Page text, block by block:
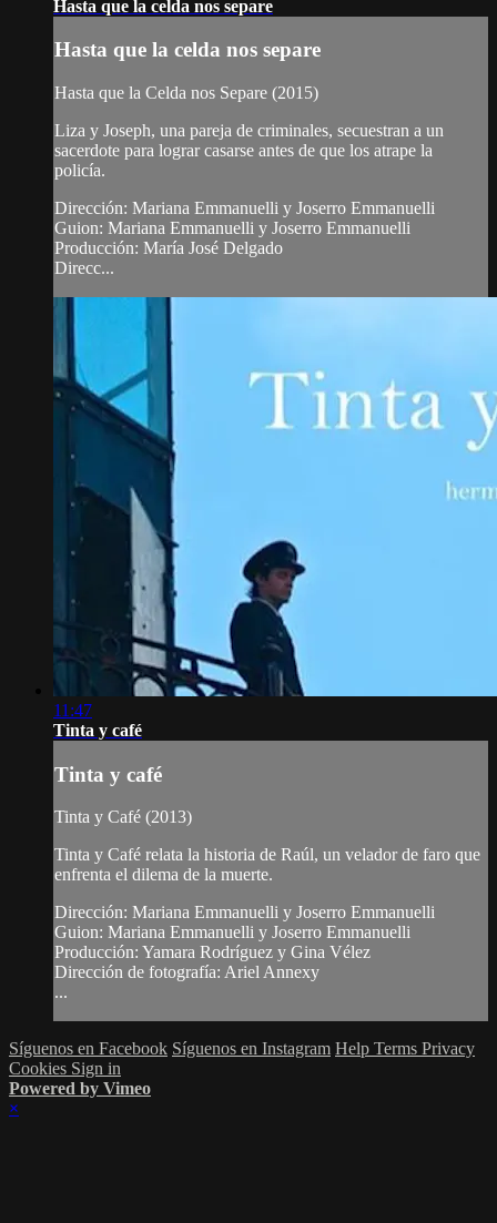
Hasta que la celda nos separe
Hasta que la celda nos separe
Hasta que la Celda nos Separe (2015)
Liza y Joseph, una pareja de criminales, secuestran a un
sacerdote para lograr casarse antes de que los atrape la
policía.
Dirección: Mariana Emmanuelli y Joserro Emmanuelli
Guion: Mariana Emmanuelli y Joserro Emmanuelli
Producción: María José Delgado
Direcc...
11:47
Tinta y café
Tinta y café
Tinta y Café (2013)
Tinta y Café relata la historia de Raúl, un velador de faro que
enfrenta el dilema de la muerte.
Dirección: Mariana Emmanuelli y Joserro Emmanuelli
Guion: Mariana Emmanuelli y Joserro Emmanuelli
Producción: Yamara Rodríguez y Gina Vélez
Dirección de fotografía: Ariel Annexy
...
Síguenos en Facebook Síguenos en Instagram Help Terms Privacy
Cookies Sign in
Powered by Vimeo
×